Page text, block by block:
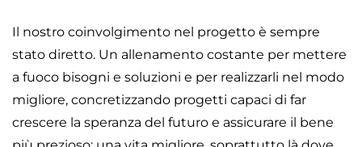
Il nostro coinvolgimento nel progetto è sempre
stato diretto. Un allenamento costante per mettere
a fuoco bisogni e soluzioni e per realizzarli nel modo
migliore, concretizzando progetti capaci di far
crescere la speranza del futuro e assicurare il bene